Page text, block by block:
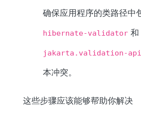
确保应用程序的类路径中
hibernate-validator 和
jakarta.validation-api
本冲突。
这些步骤应该能够帮助你解决